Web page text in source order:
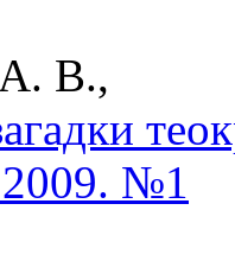
В.,
2009. №1